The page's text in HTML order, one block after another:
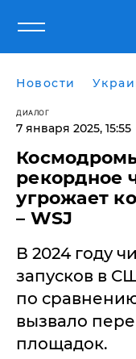
Новости
ДИАЛОГ
7 января 2025, 15:55
рекордное
угрожает
– WSJ
В 2024 году
запусков в
по
вызвало
площадок.